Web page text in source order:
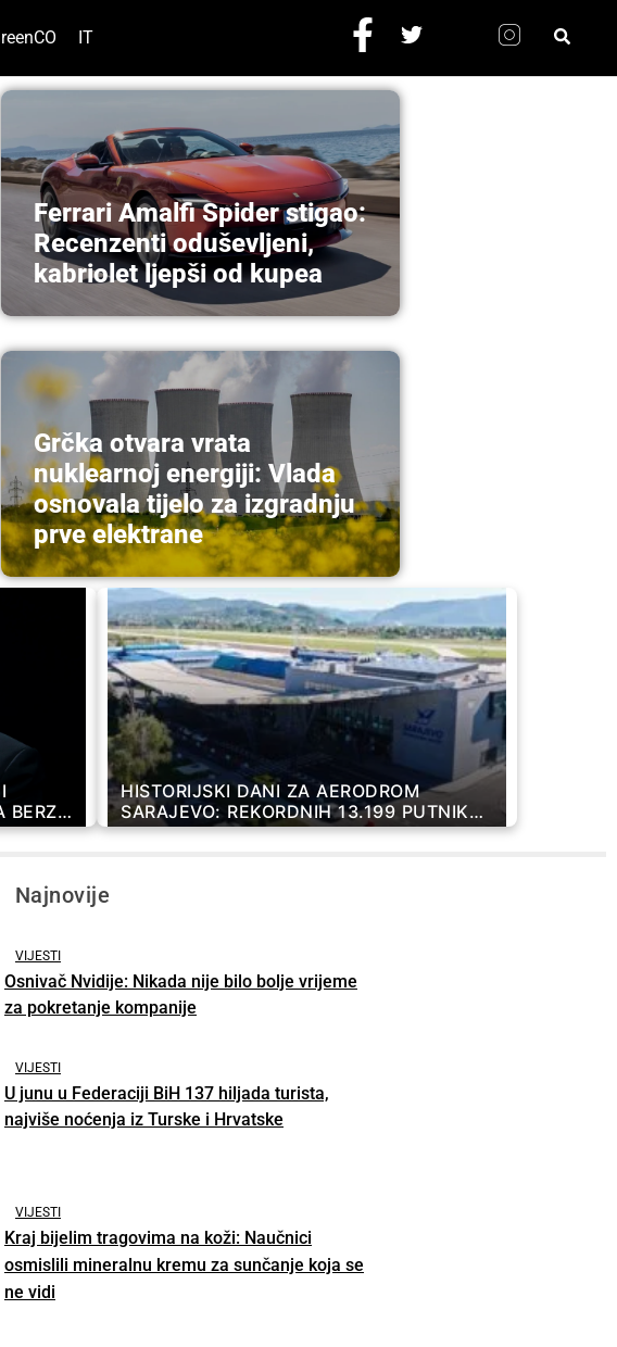
IT
Ferrari Amalfi Spider stigao:
Recenzenti oduševljeni,
kabriolet ljepši od kupea
Grčka otvara vrata
nuklearnoj energiji: Vlada
osnovala tijelo za izgradnju
prve elektrane
BERZU
HISTORIJSKI DANI ZA AERODROM
SARAJEVO: REKORDNIH 13.199 PUTNIKA
U JEDNOM DANU
Najnovije
VIJESTI
Osnivač Nvidije: Nikada nije bilo bolje vrijeme
za pokretanje kompanije
VIJESTI
U junu u Federaciji BiH 137 hiljada turista,
najviše noćenja iz Turske i Hrvatske
VIJESTI
Kraj bijelim tragovima na koži: Naučnici
osmislili mineralnu kremu za sunčanje koja se
ne vidi